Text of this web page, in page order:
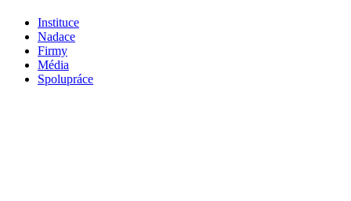
Instituce
Nadace
Firmy
Média
Spolupráce